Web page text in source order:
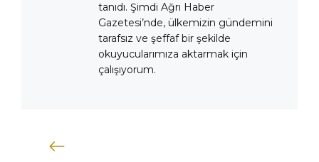
tanıdı. Şimdi Ağrı Haber
Gazetesi’nde, ülkemizin gündemini
tarafsız ve şeffaf bir şekilde
okuyucularımıza aktarmak için
çalışıyorum.